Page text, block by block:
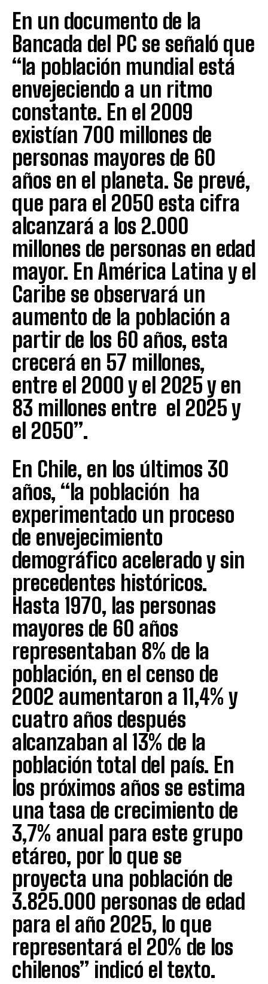
En un documento de la
Bancada del PC se señaló que
“la población mundial está
envejeciendo a un ritmo
constante. En el 2009
existían 700 millones de
personas mayores de 60
años en el planeta. Se prevé,
que para el 2050 esta cifra
alcanzará a los 2.000
millones de personas en edad
mayor. En América Latina y el
Caribe se observará un
aumento de la población a
partir de los 60 años, esta
crecerá en 57 millones,
entre el 2000 y el 2025 y en
83 millones entre el 2025 y
el 2050”.
En Chile, en los últimos 30
años, “la población ha
experimentado un proceso
de envejecimiento
demográfico acelerado y sin
precedentes históricos.
Hasta 1970, las personas
mayores de 60 años
representaban 8% de la
población, en el censo de
2002 aumentaron a 11,4% y
cuatro años después
alcanzaban al 13% de la
población total del país. En
los próximos años se estima
una tasa de crecimiento de
3,7% anual para este grupo
etáreo, por lo que se
proyecta una población de
3.825.000 personas de edad
para el año 2025, lo que
representará el 20% de los
chilenos” indicó el texto.